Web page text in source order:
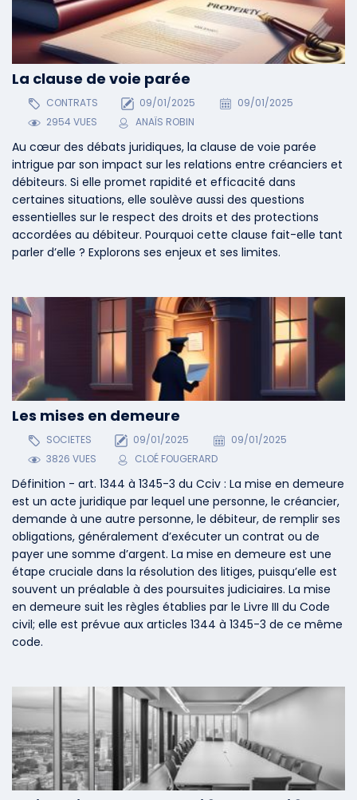
Les mises en demeure
SOCIETES 09/01/2025
09/01/2025
3826 VUES
CLOÉ FOUGERARD
Définition - art. 1344 à 1345-3 du Cciv : La mise en demeure
est un acte juridique par lequel une personne, le créancier,
demande à une autre personne, le débiteur, de remplir ses
obligations, généralement d’exécuter un contrat ou de
payer une somme d’argent. La mise en demeure est une
étape cruciale dans la résolution des litiges, puisqu’elle est
souvent un préalable à des poursuites judiciaires. La mise
en demeure suit les règles établies par le Livre III du Code
civil; elle est prévue aux articles 1344 à 1345-3 de ce même
code.
La clause de voie parée
CONTRATS 09/01/2025
09/01/2025
2954 VUES
ANAÏS ROBIN
Au cœur des débats juridiques, la clause de voie parée
intrigue par son impact sur les relations entre créanciers et
débiteurs. Si elle promet rapidité et efficacité dans
certaines situations, elle soulève aussi des questions
essentielles sur le respect des droits et des protections
accordées au débiteur. Pourquoi cette clause fait-elle tant
parler d’elle ? Explorons ses enjeux et ses limites.